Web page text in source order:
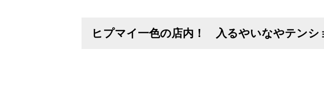
ヒプマイ一色の店内！ 入るやいなやテン